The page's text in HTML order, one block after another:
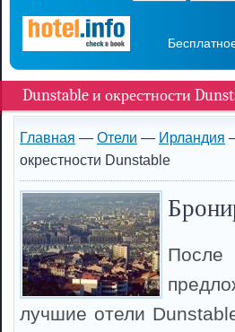
Dunstable и окрестности
Главная — Отели — Ирландия
окрестности Dunstable
лучшие отели